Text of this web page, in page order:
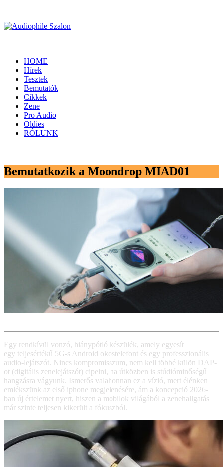
HOME
Hírek
Tesztek
Bemutatók
Cikkek
Zene
Pro Audio
Oldies
RÓLUNK
Bemutatkozik a Moondrop MIAD01
Egy rendkívül vonzó, hiánypótló készülék, amely egyesít
egy teljesértékű 5G-s Android okostelefont és egy professzionális
audio-lejátszót. Nincs kompromisszum, nem kell többé külön DAP-
ot (digitális zenelejátszót) cipelni, ha útközben is stúdióminőségű
hangzásra vágyunk. Ismerős valahonnan ez a vízió, mert élénken
emlékszünk az első iphone megjelenésére, ám a koncepció 2026-
ban új értelemet nyert, hiszen a mobilok világából a zenehallgatás
már szinte teljesen kikerült a fókuszból.